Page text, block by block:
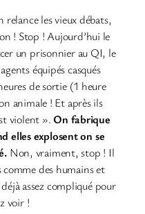
les vieux débats,
! Stop ! Aujourd’hui le
un prisonnier au QI, le
équipés casqués
de sortie (1 heure
animale ! Et après ils
violent ».On fabrique
elles explosent on se
Non, vraiment, stop ! Il
des humains et
assez compliqué pour
voir !